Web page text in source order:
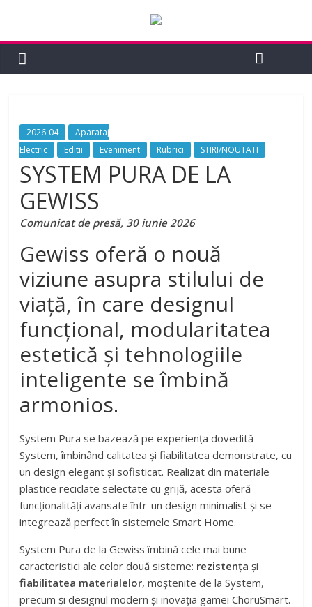
2026-04
Aparataj
Electric
Editii Eveniment Rubrici STIRI/NOUTATI
SYSTEM PURA DE LA
GEWISS
Comunicat de presă, 30 iunie 2026
Gewiss oferă o nouă
viziune asupra stilului de
viață, în care designul
funcțional, modularitatea
estetică și tehnologiile
inteligente se îmbină
armonios.
System Pura se bazează pe experiența dovedită
System, îmbinând calitatea și fiabilitatea demonstrate, cu
un design elegant și sofisticat. Realizat din materiale
plastice reciclate selectate cu grijă, acesta oferă
funcționalități avansate într-un design minimalist și se
integrează perfect în sistemele Smart Home.
System Pura de la Gewiss îmbină cele mai bune
caracteristici ale celor două sisteme: rezistența și
fiabilitatea materialelor, moștenite de la System,
precum și designul modern și inovația gamei ChoruSmart.